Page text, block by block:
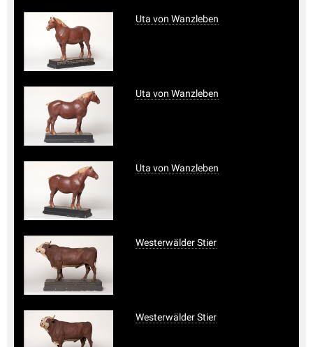
Uta von Wanzleben
Uta von Wanzleben
Uta von Wanzleben
Westerwälder Stier
Westerwälder Stier